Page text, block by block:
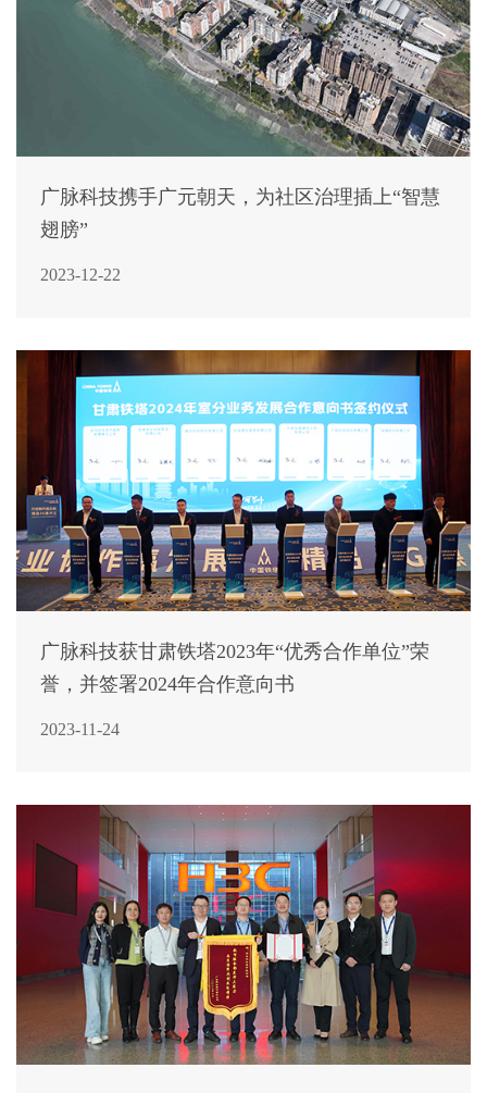
广脉科技携手广元朝天，为社区治理插上“智慧
翅膀”
2023-12-22
广脉科技获甘肃铁塔2023年“优秀合作单位”荣
誉，并签署2024年合作意向书
2023-11-24